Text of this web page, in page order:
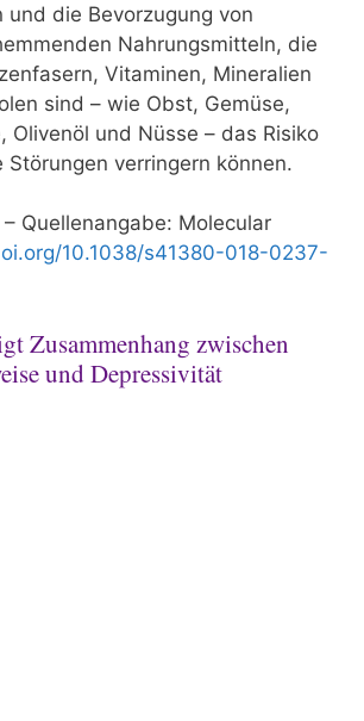
und die Bevorzugung von
Nahrungsmitteln, die
Vitaminen, Mineralien
sind – wie Obst, Gemüse,
Olivenöl und Nüsse – das Risiko
Störungen verringern können.
Quellenangabe: Molecular
10.1038/s41380-018-0237-
Zusammenhang zwischen
und Depressivität